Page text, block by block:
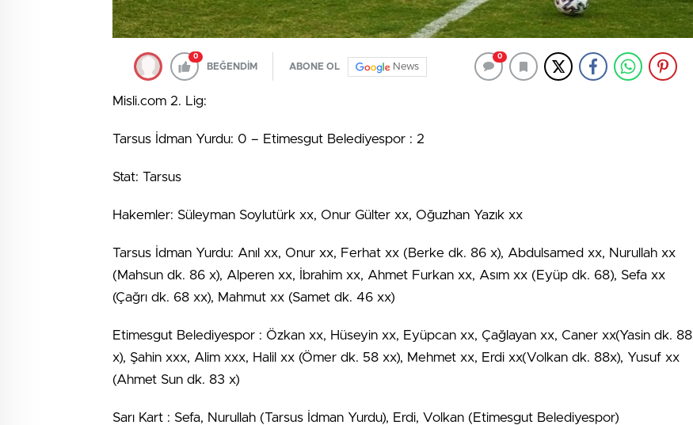
0
BEĞENDİM ABONE OL News
0
Misli.com 2. Lig:
Tarsus İdman Yurdu: 0 – Etimesgut Belediyespor : 2
Stat: Tarsus
Hakemler: Süleyman Soylutürk xx, Onur Gülter xx, Oğuzhan Yazık xx
Tarsus İdman Yurdu: Anıl xx, Onur xx, Ferhat xx (Berke dk. 86 x), Abdulsamed xx, Nurullah xx
(Mahsun dk. 86 x), Alperen xx, İbrahim xx, Ahmet Furkan xx, Asım xx (Eyüp dk. 68), Sefa xx
(Çağrı dk. 68 xx), Mahmut xx (Samet dk. 46 xx)
Etimesgut Belediyespor : Özkan xx, Hüseyin xx, Eyüpcan xx, Çağlayan xx, Caner xx(Yasin dk. 88
x), Şahin xxx, Alim xxx, Halil xx (Ömer dk. 58 xx), Mehmet xx, Erdi xx(Volkan dk. 88x), Yusuf xx
(Ahmet Sun dk. 83 x)
Sarı Kart : Sefa, Nurullah (Tarsus İdman Yurdu), Erdi, Volkan (Etimesgut Belediyespor)